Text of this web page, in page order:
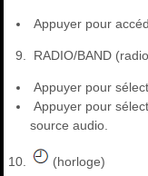
Appuyer pour
RADIO/BAND
Appuyer pour
Appuyer pour
source audio.
(horloge)